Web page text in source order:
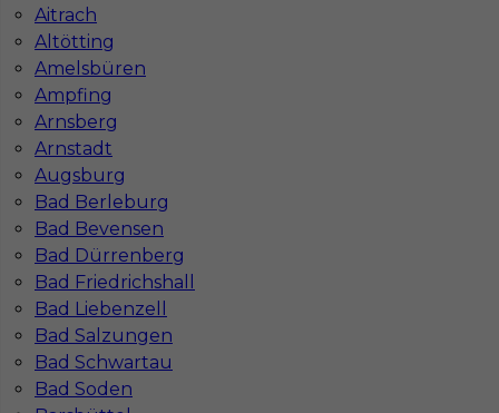
Aitrach
Altötting
Amelsbüren
Ampfing
Arnsberg
Arnstadt
Augsburg
Bad Berleburg
Bad Bevensen
Bad Dürrenberg
Bad Friedrichshall
Bad Liebenzell
Bad Salzungen
Bad Schwartau
Bad Soden
Praca dekarz w Niemczech
Kategoria Prace budowlane
Lokalizacja Niemcy
Wymagane języki
Stawka 15 - 17 € / h
1
Znaleziono 5 wyników